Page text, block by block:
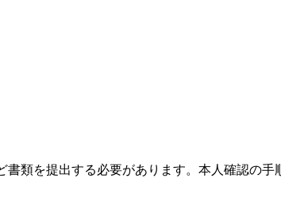
類を提出する必要があります。本人確認の手